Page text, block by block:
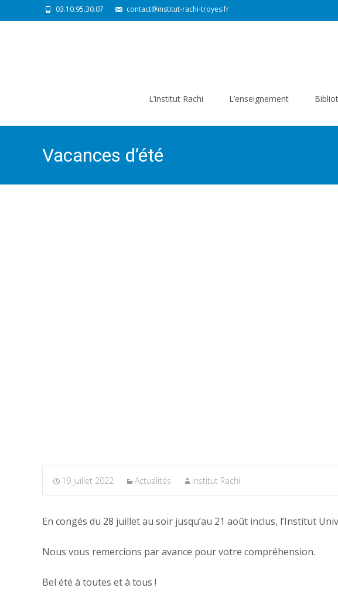
03.10.95.30.07 contact@institut-rachi-troyes.fr
L’institut Rachi L’enseignement
Vacances d’été
19 juillet 2022 Actualités Institut Rachi
En congés du 28 juillet au soir jusqu’au 21 août inclus, l’Institut
Nous vous remercions par avance pour votre compréhension.
Bel été à toutes et à tous !